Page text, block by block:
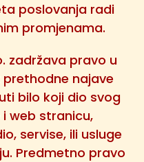
poslovanja radi
promjenama.
zadržava pravo u
najave
bilo koji dio svog
web stranicu,
servise, ili usluge
Predmetno pravo